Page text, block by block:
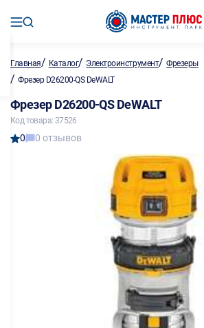
Главная/ Каталог/ Электроинструмент/Фрезеры
/ Фрезер D26200-QS DeWALT
Фрезер D26200-QS DeWALT
Код товара: 37526
0 0 отзывов